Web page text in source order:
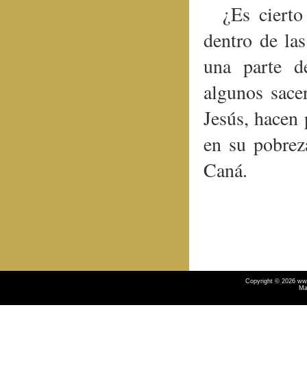
¿Es
dentro de
una parte
algunos
Jesús,
en su
Caná.
Copyright © 2026